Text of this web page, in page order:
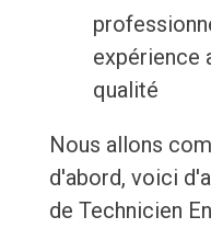
expérience
qualité
Nous allons
d'abord, voici
de Technicien